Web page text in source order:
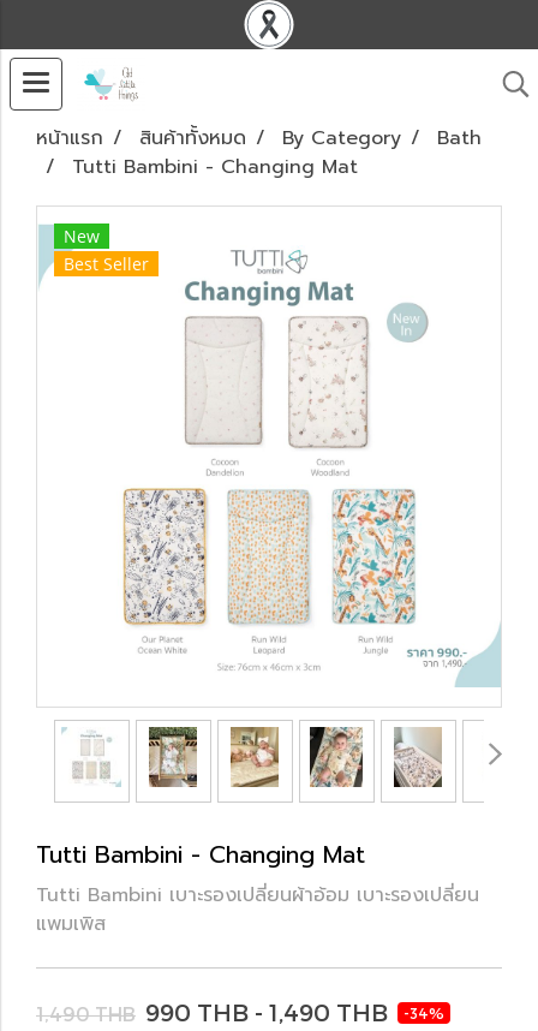
หน้าแรก สินค้าทั้งหมด By Category
Bath
Tutti Bambini - Changing Mat
New
Best Seller
Tutti Bambini - Changing Mat
Tutti Bambini เบาะรองเปลี่ยนผ้าอ้อม เบาะรองเปลี่ยน
แพมเพิส
1,490 THB 990 THB - 1,490 THB -34%